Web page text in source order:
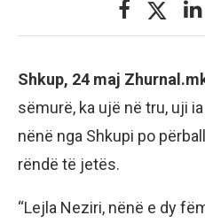
Shkup, 24 maj
sëmurë, ka ujë në tru, uji
nënë nga Shkupi po
rëndë të jetës.
“Lejla Neziri, nënë e dy